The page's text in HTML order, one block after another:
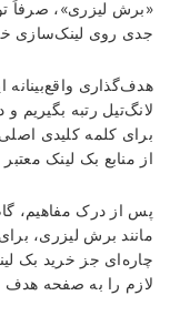
«برش لیزری»، صرفاً
جدی روی لینک‌سازی
هدف‌گذاری
لانگ‌تیل رتبه بگیریم
برای کلمه کلیدی اصلی
از منابع بک لینک
پس از درک مفاهیم،
مانند برش لیزری،
چاره‌ای جز خرید بک
لازم را به صفحه هدف